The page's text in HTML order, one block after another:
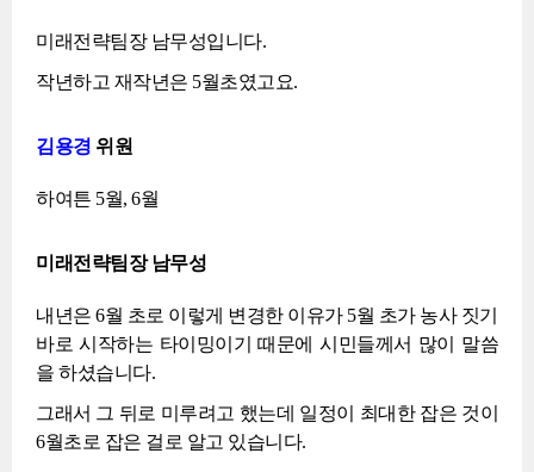
미래전략팀장 남무성입니다.
작년하고 재작년은 5월초였고요.
김용경 위원
하여튼 5월, 6월
미래전략팀장 남무성
내년은 6월 초로 이렇게 변경한 이유가 5월 초가 농사 짓기
바로 시작하는 타이밍이기 때문에 시민들께서 많이 말씀
을 하셨습니다.
그래서 그 뒤로 미루려고 했는데 일정이 최대한 잡은 것이
6월초로 잡은 걸로 알고 있습니다.